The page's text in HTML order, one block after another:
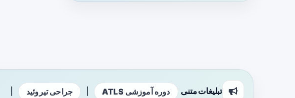
تبلیغات متنی دوره آموزشی ATLS جراحی تیروئید